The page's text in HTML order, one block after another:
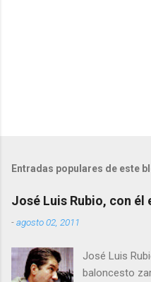
Entradas populares de este
José Luis Rubio, con él
-agosto 02, 2011
José Luis
baloncesto